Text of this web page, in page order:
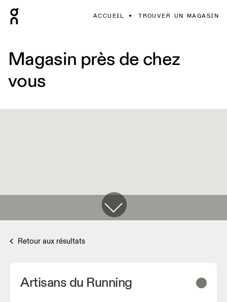
ACCUEIL TROUVER UN MAGASIN
Magasin près de chez
vous
Retour aux résultats
Artisans du Running